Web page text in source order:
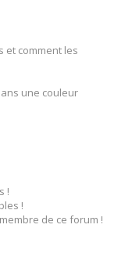
et comment les
une couleur
!
!
de ce forum !